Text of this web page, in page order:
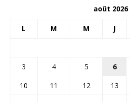
août 2026
L M M J
3
4 5 6
10
11 12 13